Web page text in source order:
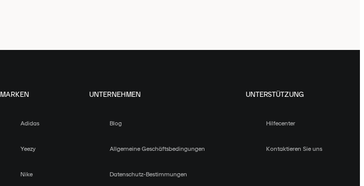
MARKEN
Adidas
Yeezy
Nike
UNTERNEHMEN
Blog
Allgemeine Geschäftsbedingungen
Datenschutz-Bestimmungen
UNTERSTÜTZUNG
Hilfecenter
Kontaktieren Sie uns